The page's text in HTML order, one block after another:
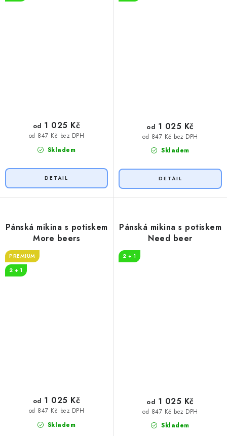
Skladem
od 847 Kč bez DPH
od 1 025 Kč
Skladem
od 847 Kč bez DPH
od 1 025 Kč
Pánská mikina s potiskem
More beers
PREMIUM
2 + 1
Skladem
od 847 Kč bez DPH
od 1 025 Kč
Pánská mikina s potiskem
Need beer
2 + 1
Skladem
od 847 Kč bez DPH
od 1 025 Kč